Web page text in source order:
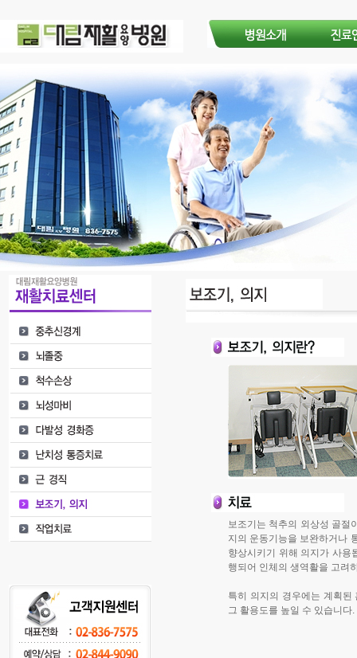
보조기는 척추의 외상성 골절
지의 운동기능을 보완하거나
향상시키기 위해 의지가 사용
행되어 인체의 생역활을 고려
특히 의지의 경우에는 계획
그 활용도를 높일 수 있습니다.